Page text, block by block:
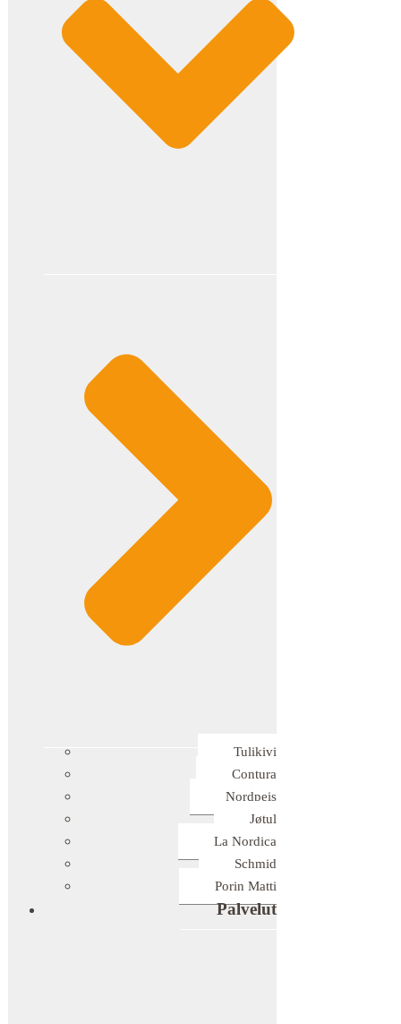
Tulikivi
Contura
Nordpeis
Jøtul
La Nordica
Schmid
Porin Matti
Palvelut